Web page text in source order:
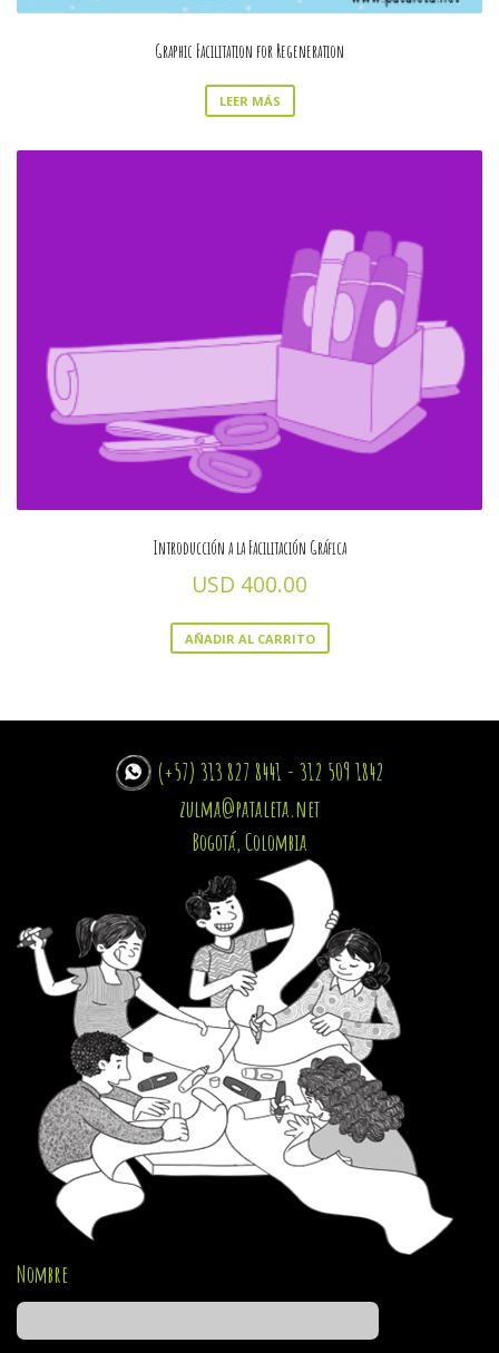
Graphic Facilitation for Regeneration
LEER MÁS
Introducción a la Facilitación Gráfica
USD 400.00
AÑADIR AL CARRITO
(+57) 313 827 8441 - 312 509 1842
zulma@pataleta.net
Bogotá, Colombia
Nombre